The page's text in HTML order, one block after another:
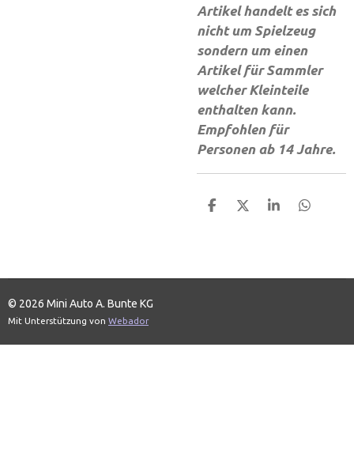
Artikel handelt es sich
nicht um Spielzeug
sondern um einen
Artikel für Sammler
welcher Kleinteile
enthalten kann.
Empfohlen für
Personen ab 14 Jahre.
T
n
T
n
T
n
T
n
© 2026 Mini Auto A. Bunte KG
Mit Unterstützung von Webador